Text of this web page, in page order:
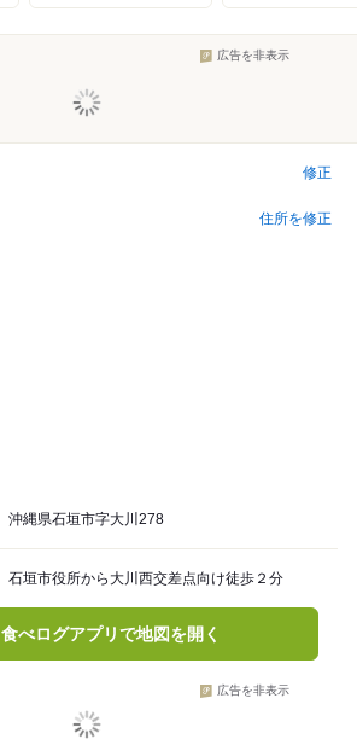
広告を非表示
修正
住所を修正
沖縄県石垣市字大川278
石垣市役所から大川西交差点向け徒歩２分
食べログアプリで地図を開く
広告を非表示